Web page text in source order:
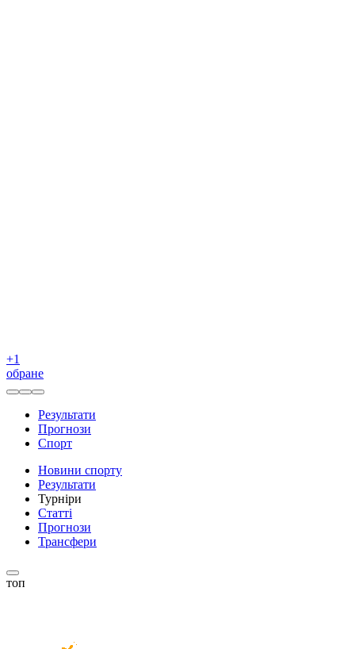
+1
обране
Результати
Прогнози
Спорт
Новини спорту
Результати
Турніри
Статті
Прогнози
Трансфери
топ